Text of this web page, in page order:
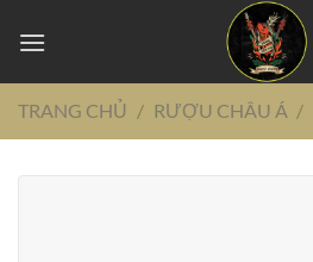
đến
dungTRANG CHỦ / RƯỢU CHÂU Á /